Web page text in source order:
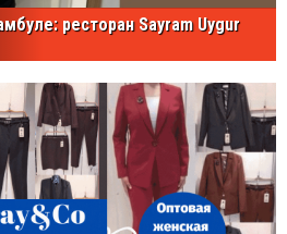
ресторан Sayram Uygur